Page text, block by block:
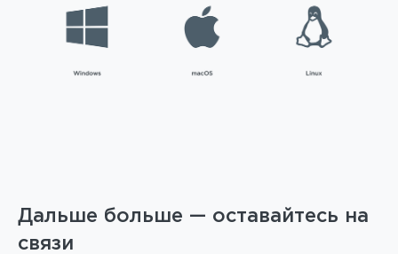
Дальше больше — оставайтесь на
связи